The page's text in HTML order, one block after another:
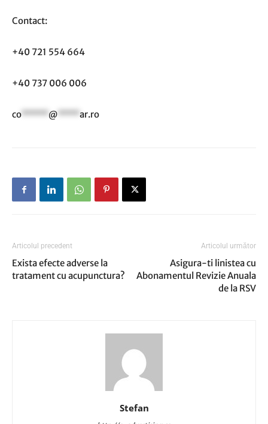
Contact:
+40 721 554 664
+40 737 006 006
co*****@****ar.ro
Articolul precedent
Exista efecte adverse la
tratament cu acupunctura?
Articolul următor
Asigura-ti linistea cu
Abonamentul Revizie Anuala
de la RSV
Stefan